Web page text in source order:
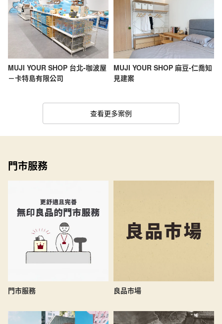
MUJI YOUR SHOP 台北-咖波屋
－卡特島有限公司
MUJI YOUR SHOP 麻豆-仁喬知
見建案
查看更多案例
門市服務
門市服務 良品市場